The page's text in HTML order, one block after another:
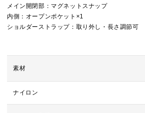
メイン開閉部：マグネットスナップ
内側：オープンポケット×1
ショルダーストラップ：取り外し・長さ調節可
素材
ナイロン